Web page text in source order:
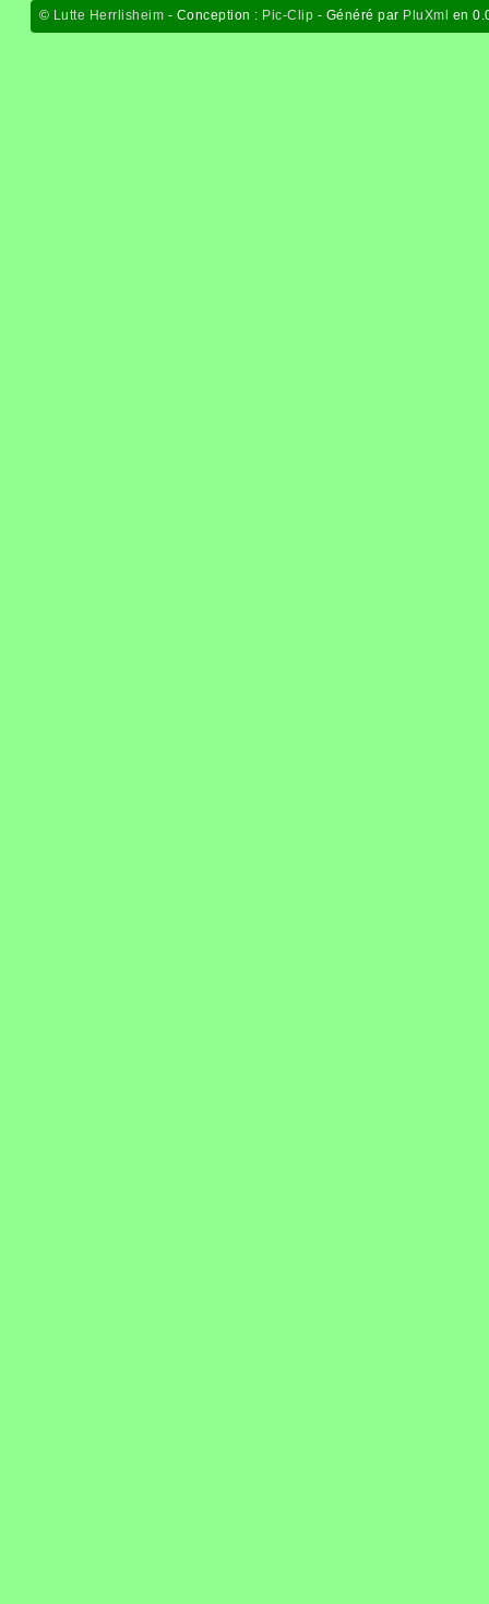
© Lutte Herrlisheim - Conception : Pic-Clip - Généré par PluXml en